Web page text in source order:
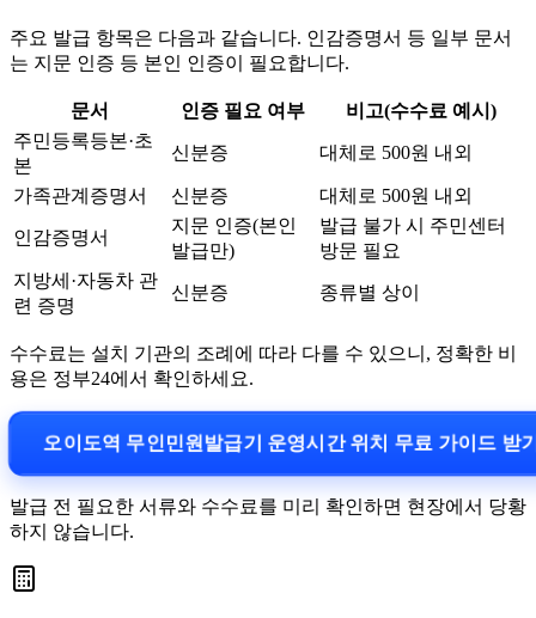
주요 발급 항목은 다음과 같습니다. 인감증명서 등 일부 문서
는 지문 인증 등 본인 인증이 필요합니다.
문서 인증 필요 여부
비고(수수료 예시)
주민등록등본·초
본
신분증 대체로 500원 내외
가족관계증명서 신분증 대체로 500원 내외
인감증명서
지문 인증(본인
발급만)
발급 불가 시 주민센터
방문 필요
지방세·자동차 관
련 증명
신분증 종류별 상이
수수료는 설치 기관의 조례에 따라 다를 수 있으니, 정확한 비
용은 정부24에서 확인하세요.
오이도역 무인민원발급기 운영시간 위치 무료 가이드 받
발급 전 필요한 서류와 수수료를 미리 확인하면 현장에서 당황
하지 않습니다.